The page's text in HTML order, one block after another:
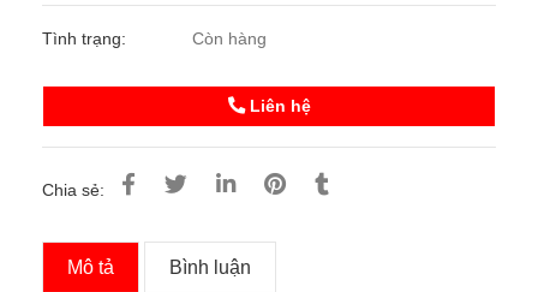
Tình trạng: Còn hàng
Liên hệ
Chia sẻ:
Mô tả Bình luận